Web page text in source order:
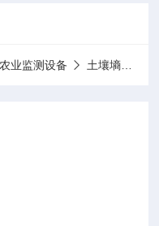
农业监测设备 土壤墒情监测系统